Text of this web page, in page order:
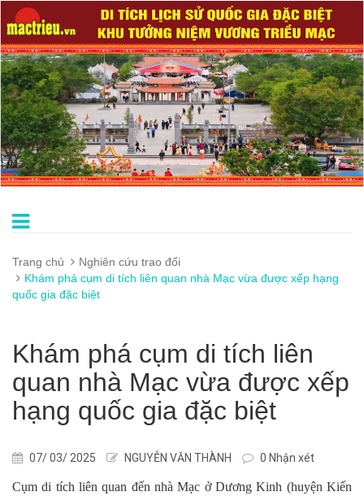
Trang chủ
Nghiên cứu trao đổi
Khám phá cụm di tích liên quan nhà Mạc vừa được xếp hạng
quốc gia đặc biệt
Khám phá cụm di tích liên
quan nhà Mạc vừa được xếp
hạng quốc gia đặc biệt
07/ 03/ 2025 NGUYỄN VĂN THÀNH 0 Nhận xét
Cụm di tích liên quan đến nhà Mạc ở Dương Kinh (huyện Kiến